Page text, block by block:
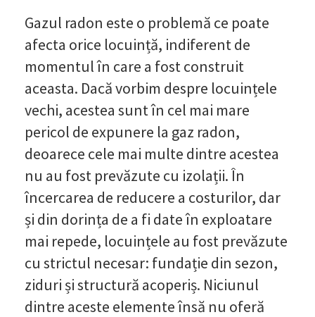
Gazul radon este o problemă ce poate
afecta orice locuință, indiferent de
momentul în care a fost construit
aceasta. Dacă vorbim despre locuințele
vechi, acestea sunt în cel mai mare
pericol de expunere la gaz radon,
deoarece cele mai multe dintre acestea
nu au fost prevăzute cu izolații. În
încercarea de reducere a costurilor, dar
și din dorința de a fi date în exploatare
mai repede, locuințele au fost prevăzute
cu strictul necesar: fundație din sezon,
ziduri și structură acoperiș. Niciunul
dintre aceste elemente însă nu oferă